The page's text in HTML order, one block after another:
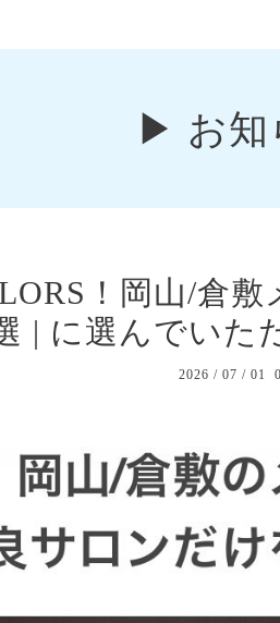
▶︎ お知
！岡山/倉
| に選んでいた
2026 / 07 / 01